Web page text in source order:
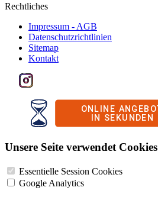
Rechtliches
Impressum - AGB
Datenschutzrichtlinien
Sitemap
Kontakt
Unsere Seite verwendet Cookies
Essentielle Session Cookies
Google Analytics